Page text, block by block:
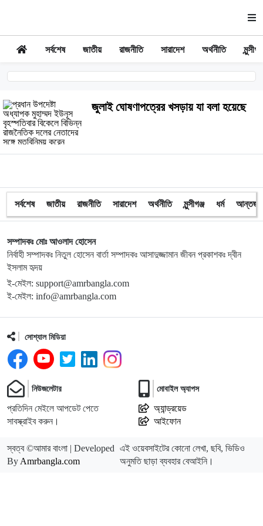
সর্বশেষ জাতীয় রাজনীতি সারাদেশ অর্থনীতি
জুলাই ঘোষণাপত্রের খসড়ায় যা বলা হয়েছে
সর্বশেষ জাতীয় রাজনীতি সারাদেশ অর্থনীতি মুন্সীগঞ্জ ধর্ম
সম্পাদকঃ মোঃ আওলাদ হোসেন
নির্বাহী সম্পাদকঃ নিতুল হোসেন বার্তা সম্পাদকঃ আসাদুজ্জামান জীবন প্রকাশকঃ দ্বীন
ইসলাম হৃদয়
ই-মেইল: support@amrbangla.com
ই-মেইল: info@amrbangla.com
সোশ্যাল মিডিয়া
নিউজলেটার
প্রতিদিন মেইলে আপডেট পেতে
সাবস্ক্রাইব করুন।
মোবাইল অ্যাপস
অ্যান্ড্রয়েড
আইফোন
স্বত্ব ©আমার বাংলা | Developed
By Amrbangla.com
এই ওয়েবসাইটের কোনো লেখা, ছবি, ভিডিও
অনুমতি ছাড়া ব্যবহার বেআইনি।